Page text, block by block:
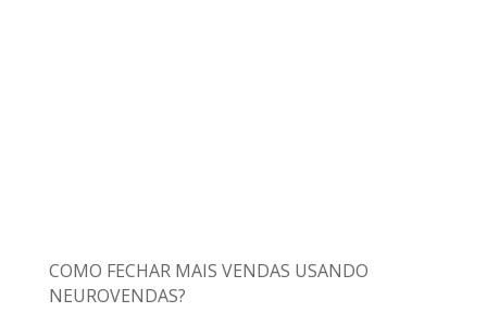
COMO FECHAR MAIS VENDAS USANDO
NEUROVENDAS?